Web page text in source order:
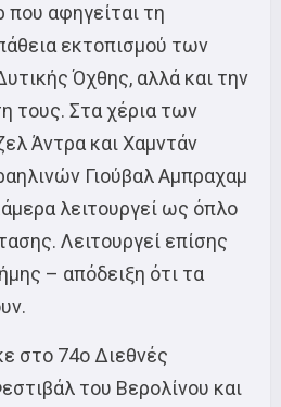
αφηγείται τη
εκτοπισμού των
Όχθης, αλλά και την
τους. Στα χέρια των
Άντρα και Χαμντάν
Γιούβαλ Αμπραχαμ
λειτουργεί ως όπλο
Λειτουργεί επίσης
– απόδειξη ότι τα
στο 74ο Διεθνές
του Βερολίνου και